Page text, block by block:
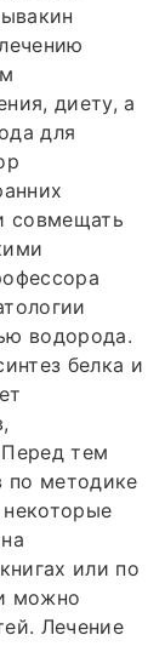
диету, а
для
совмещать
водорода.
белка и
тем
по методике
или по
можно
Лечение